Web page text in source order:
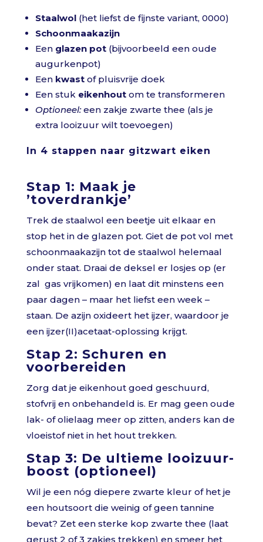
Staalwol(het liefst de fijnste variant, 0000)
Schoonmaakazijn
Een glazen pot(bijvoorbeeld een oude
augurkenpot)
Een kwastof pluisvrije doek
Een stuk eikenhoutom te transformeren
Optioneel:een zakje zwarte thee (als je
extra looizuur wilt toevoegen)
In 4 stappen naar gitzwart eiken
Stap 1: Maak je
’toverdrankje’
Trek de staalwol een beetje uit elkaar en
stop het in de glazen pot. Giet de pot vol met
schoonmaakazijn tot de staalwol helemaal
onder staat. Draai de deksel er losjes op (er
zal gas vrijkomen) en laat dit minstens een
paar dagen – maar het liefst een week –
staan. De azijn oxideert het ijzer, waardoor je
een ijzer(II)acetaat-oplossing krijgt.
Stap 2: Schuren en
voorbereiden
Zorg dat je eikenhout goed geschuurd,
stofvrij en onbehandeld is. Er mag geen oude
lak- of olielaag meer op zitten, anders kan de
vloeistof niet in het hout trekken.
Stap 3: De ultieme looizuur-
boost (optioneel)
Wil je een nóg diepere zwarte kleur of het je
een houtsoort die weinig of geen tannine
bevat? Zet een sterke kop zwarte thee (laat
gerust 2 of 3 zakjes trekken) en smeer het